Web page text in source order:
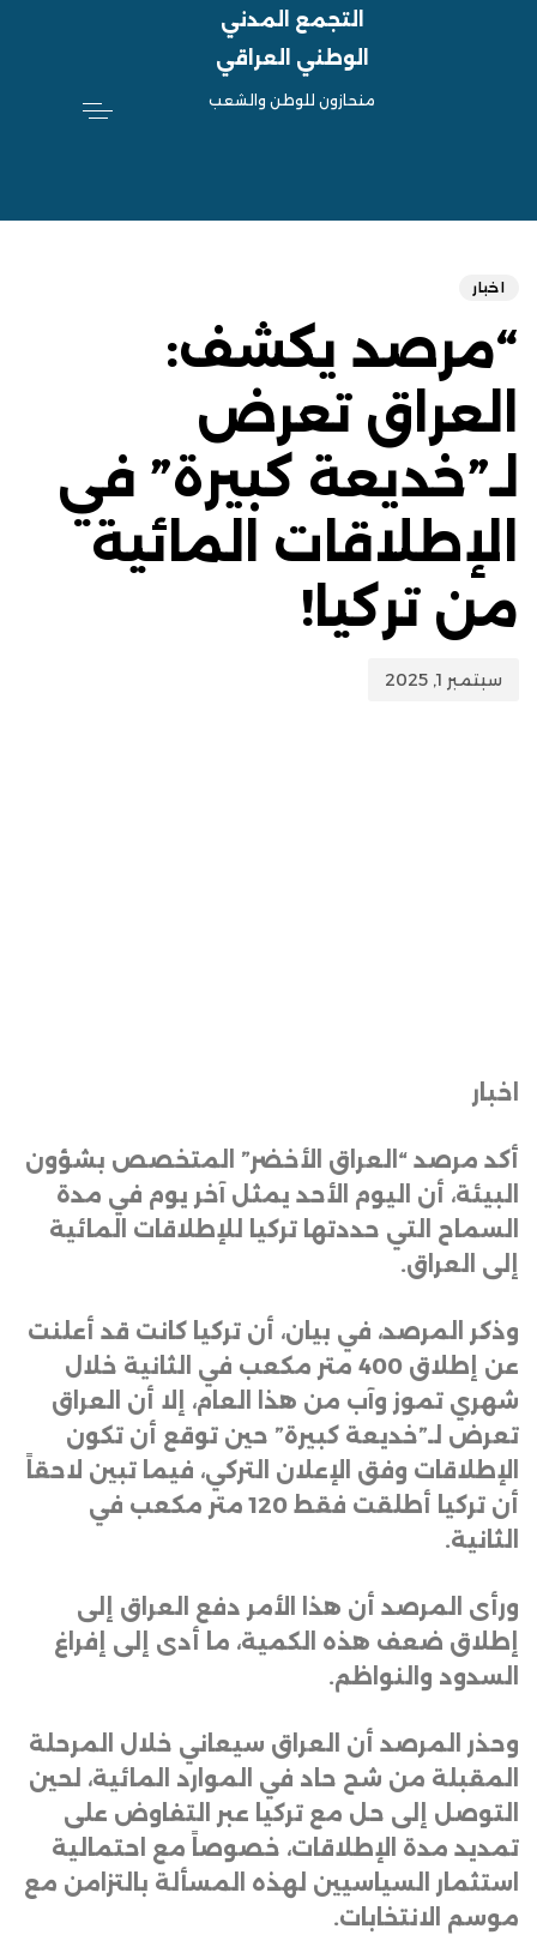
التجمع المدني
الوطني العراقي
منحازون للوطن والشعب
اخبار
“مرصد يكشف:
العراق تعرض
لـ”خديعة كبيرة” في
الإطلاقات المائية
من تركيا!
سبتمبر 1, 2025
اخبار
أكد مرصد “العراق الأخضر” المتخصص بشؤون
البيئة، أن اليوم الأحد يمثل آخر يوم في مدة
السماح التي حددتها تركيا للإطلاقات المائية
إلى العراق.
وذكر المرصد، في بيان، أن تركيا كانت قد أعلنت
عن إطلاق 400 متر مكعب في الثانية خلال
شهري تموز وآب من هذا العام، إلا أن العراق
تعرض لـ”خديعة كبيرة” حين توقع أن تكون
الإطلاقات وفق الإعلان التركي، فيما تبين لاحقاً
أن تركيا أطلقت فقط 120 متر مكعب في
الثانية.
ورأى المرصد أن هذا الأمر دفع العراق إلى
إطلاق ضعف هذه الكمية، ما أدى إلى إفراغ
السدود والنواظم.
وحذر المرصد أن العراق سيعاني خلال المرحلة
المقبلة من شح حاد في الموارد المائية، لحين
التوصل إلى حل مع تركيا عبر التفاوض على
تمديد مدة الإطلاقات، خصوصاً مع احتمالية
استثمار السياسيين لهذه المسألة بالتزامن مع
موسم الانتخابات.